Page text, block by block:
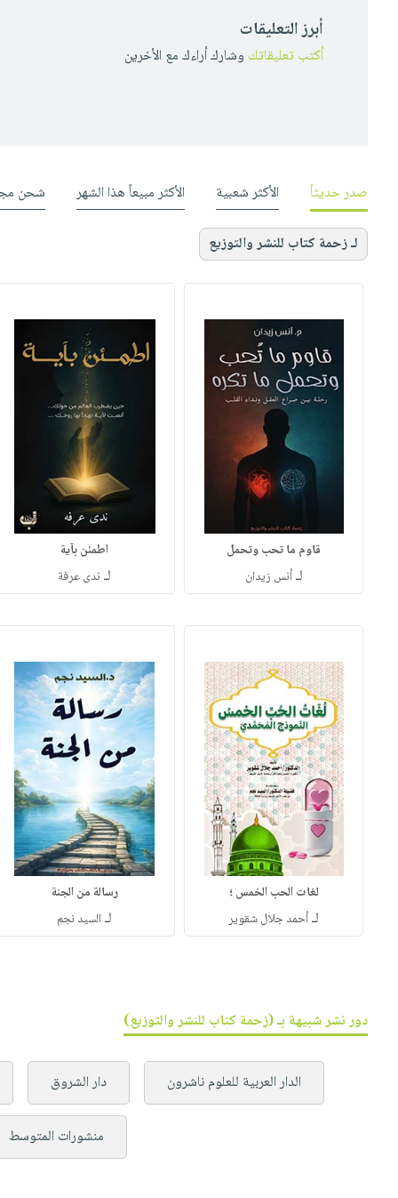
أبرز التعليقات
أكتب تعليقاتك وشارك أراءك مع الأخرين
صدر حديثاً الأكثر شعبية الأكثر مبيعاً هذا الشهر شحن
لـ زحمة كتاب للنشر والتوزيع
قاوم ما تحب وتحمل
لـأنس زيدان
اطمئن بآية
لـ ندى عرفة
لغات الحب الخمس ؛
لـأحمد جلال شقوير
رسالة من الجنة
لـ السيد نجم
دور نشر شبيهة بـ (زحمة كتاب للنشر والتوزيع)
الدار العربية للعلوم ناشرون دار الشروق
منشورات المتوسط